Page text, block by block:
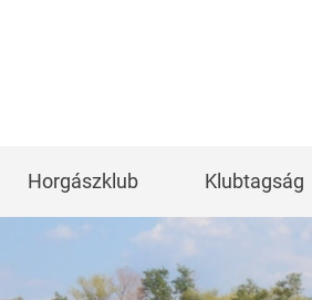
Horgászklub Klubtagság